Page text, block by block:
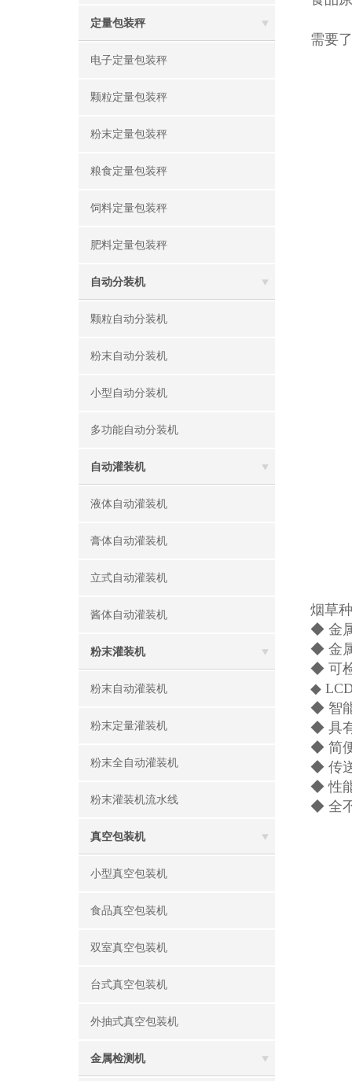
定量包装秤
电子定量包装秤
颗粒定量包装秤
粉末定量包装秤
粮食定量包装秤
饲料定量包装秤
肥料定量包装秤
自动分装机
颗粒自动分装机
粉末自动分装机
小型自动分装机
多功能自动分装机
自动灌装机
液体自动灌装机
膏体自动灌装机
立式自动灌装机
酱体自动灌装机
粉末灌装机
粉末自动灌装机
粉末定量灌装机
粉末全自动灌装机
粉末灌装机流水线
真空包装机
小型真空包装机
食品真空包装机
双室真空包装机
台式真空包装机
外抽式真空包装机
金属检测机
需要
烟草
◆ 金
◆ 金
◆ 可
◆
◆ 智
◆ 具
◆ 简
◆ 传
◆ 性
◆ 全